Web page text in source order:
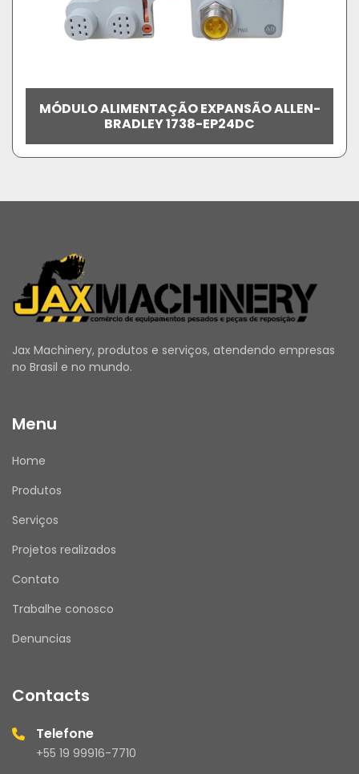
MÓDULO ALIMENTAÇÃO EXPANSÃO ALLEN-
BRADLEY 1738-EP24DC
Jax Machinery, produtos e serviços, atendendo empresas
no Brasil e no mundo.
Menu
Home
Produtos
Serviços
Projetos realizados
Contato
Trabalhe conosco
Denuncias
Contacts
Telefone
+55 19 99916-7710